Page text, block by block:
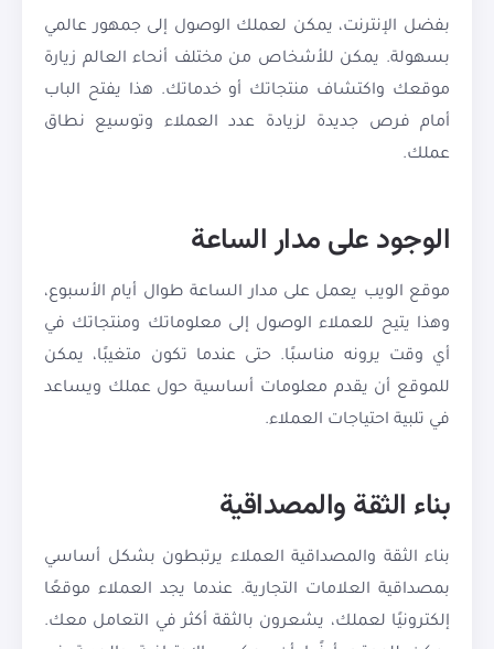
بفضل الإنترنت، يمكن لعملك الوصول إلى جمهور عالمي
بسهولة. يمكن للأشخاص من مختلف أنحاء العالم زيارة
موقعك واكتشاف منتجاتك أو خدماتك. هذا يفتح الباب
أمام فرص جديدة لزيادة عدد العملاء وتوسيع نطاق
عملك.
الوجود على مدار الساعة
موقع الويب يعمل على مدار الساعة طوال أيام الأسبوع،
وهذا يتيح للعملاء الوصول إلى معلوماتك ومنتجاتك في
أي وقت يرونه مناسبًا. حتى عندما تكون متغيبًا، يمكن
للموقع أن يقدم معلومات أساسية حول عملك ويساعد
في تلبية احتياجات العملاء.
بناء الثقة والمصداقية
بناء الثقة والمصداقية العملاء يرتبطون بشكل أساسي
بمصداقية العلامات التجارية. عندما يجد العملاء موقعًا
إلكترونيًا لعملك، يشعرون بالثقة أكثر في التعامل معك.